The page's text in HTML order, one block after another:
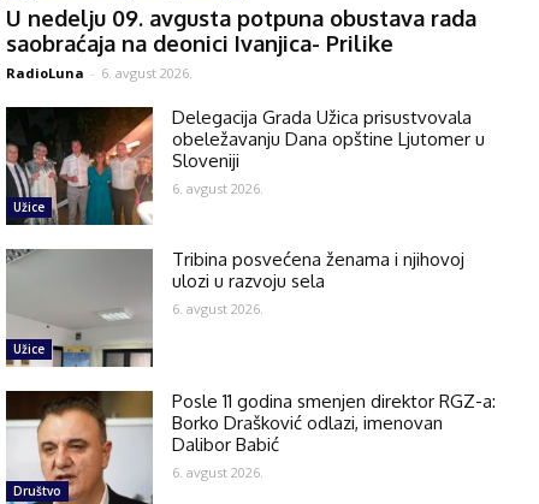
U nedelju 09. avgusta potpuna obustava rada
saobraćaja na deonici Ivanjica- Prilike
RadioLuna - 6. avgust 2026.
Užice
Delegacija Grada Užica prisustvovala
obeležavanju Dana opštine Ljutomer u
Sloveniji
6. avgust 2026.
Užice
Tribina posvećena ženama i njihovoj
ulozi u razvoju sela
6. avgust 2026.
Društvo
Posle 11 godina smenjen direktor RGZ-a:
Borko Drašković odlazi, imenovan
Dalibor Babić
6. avgust 2026.